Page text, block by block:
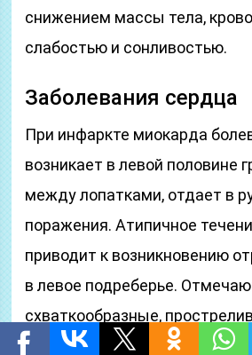
снижением массы тела,
слабостью и сонливостью.
Заболевания сердца
При инфаркте миокарда
возникает в левой половине
между лопатками, отдает в
поражения. Атипичное
приводит к возникновению
в левое подреберье.
схваткообразные,
левом боку высокой